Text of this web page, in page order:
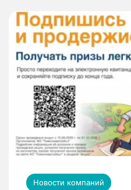
Новости компаний